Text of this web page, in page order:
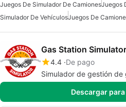
Juegos De Simulador De CamionesJuegos
Simulador De VehículosJuegos De
Gas Station Simulator
4.4 De pago
Simulador de gestión de
Descargar